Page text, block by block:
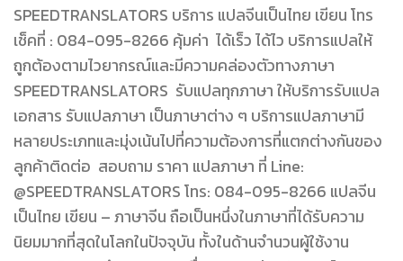
SPEEDTRANSLATORS บริการ แปลจีนเป็นไทย เขียน โทร
เช็คที่ : 084-095-8266 คุ้มค่า ได้เร็ว ได้ไว บริการแปลให้
ถูกต้องตามไวยากรณ์และมีความคล่องตัวทางภาษา
SPEEDTRANSLATORS รับแปลทุกภาษา ให้บริการรับแปล
เอกสาร รับแปลภาษา เป็นภาษาต่าง ๆ บริการแปลภาษามี
หลายประเภทและมุ่งเน้นไปที่ความต้องการที่แตกต่างกันของ
ลูกค้าติดต่อ สอบถาม ราคา แปลภาษา ที่ Line:
@SPEEDTRANSLATORS โทร: 084-095-8266 แปลจีน
เป็นไทย เขียน – ภาษาจีน ถือเป็นหนึ่งในภาษาที่ได้รับความ
นิยมมากที่สุดในโลกในปัจจุบัน ทั้งในด้านจำนวนผู้ใช้งาน